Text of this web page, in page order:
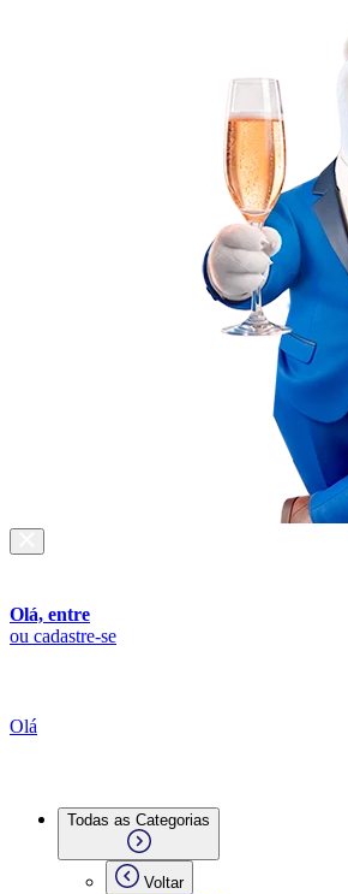
Olá, entre
ou cadastre-se
Olá
Todas as Categorias
Voltar